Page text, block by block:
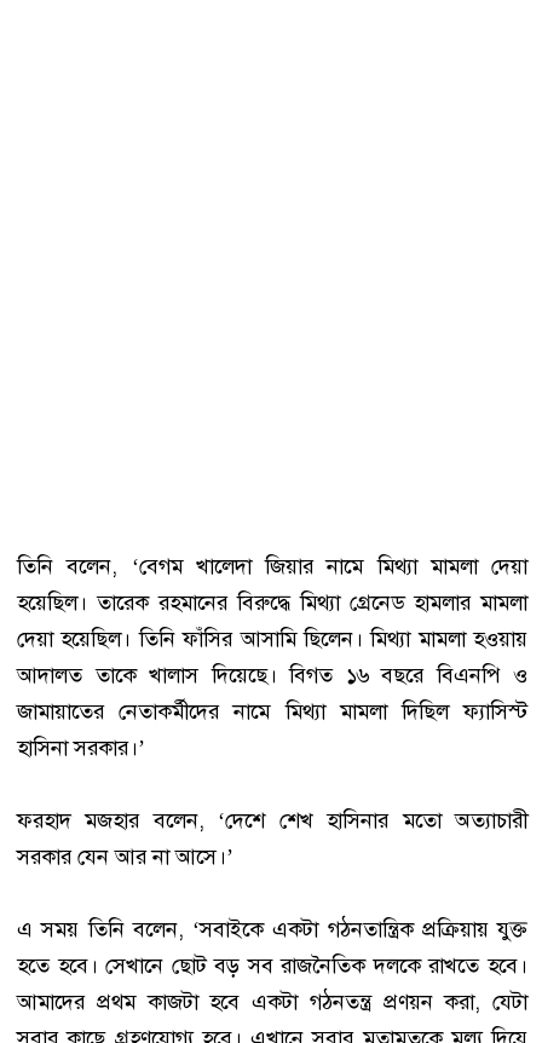
তি‌নি ব‌লেন, ‘বেগম খালেদা জিয়ার নামে মিথ্যা মামলা দেয়া
হয়েছিল। তারেক রহমানের বিরুদ্ধে মিথ্যা গ্রেনেড হামলার মামলা
দেয়া হয়েছিল। তিনি ফাঁসির আসামি ছিলেন। মিথ্যা মামলা হওয়ায়
আদালত তাকে খালাস দিয়েছে। বিগত ১৬ বছরে বিএনপি ও
জামায়াতের নেতাকর্মীদের নামে মিথ্যা মামলা দিছিল ফ্যাসিস্ট
হাসিনা সরকার।’
ফরহাদ মজহার ব‌লেন, ‘দেশে শেখ হাসিনার মতো অত্যাচারী
সরকার যেন আর না আসে।’
এ সময় তিনি ব‌লেন, ‘সবাইকে একটা গঠনতান্ত্রিক প্রক্রিয়ায় যুক্ত
হতে হবে। সেখানে ছোট বড় সব রাজনৈতিক দলকে রাখতে হবে।
আমাদের প্রথম কাজটা হবে একটা গঠনতন্ত্র প্রণয়ন করা, যেটা